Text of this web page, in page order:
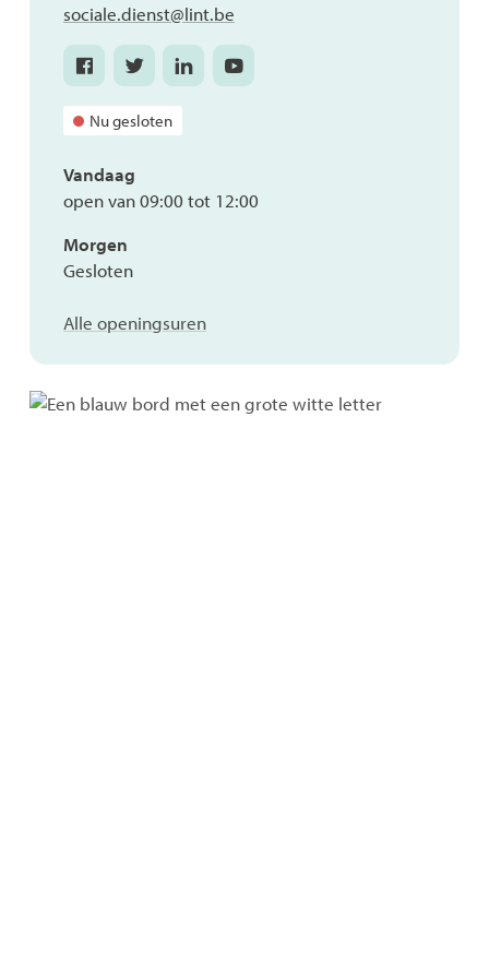
E-
sociale.dienst@lint.be
Facebook
Sociale
dienst
OCMW
Twitter
Sociale
dienst
OCMW
Linkedin
Sociale
dienst
OCMW
Youtube
Sociale
Nu gesloten
Vandaag
open van09:00 tot 12:00
Morgen
Gesloten
Alle openingsurenSociale